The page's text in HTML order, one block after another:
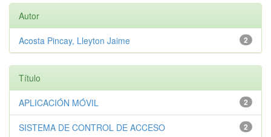
Autor
2
Acosta Pincay, Lleyton Jaime
Título
2
APLICACIÓN MÓVIL
2
SISTEMA DE CONTROL DE ACCESO